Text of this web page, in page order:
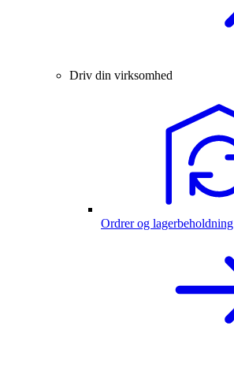
Driv din virksomhed
Ordrer og lagerbeholdning